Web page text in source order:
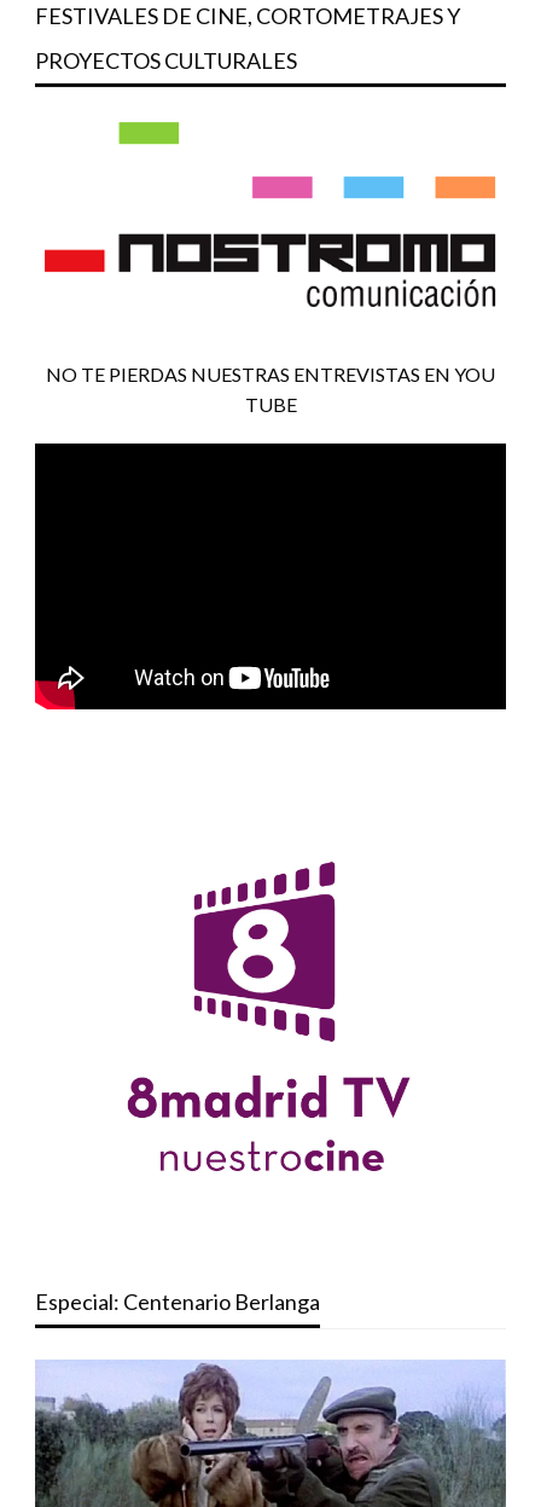
FESTIVALES DE CINE, CORTOMETRAJES Y
PROYECTOS CULTURALES
NO TE PIERDAS NUESTRAS ENTREVISTAS EN YOU
TUBE
Especial: Centenario Berlanga